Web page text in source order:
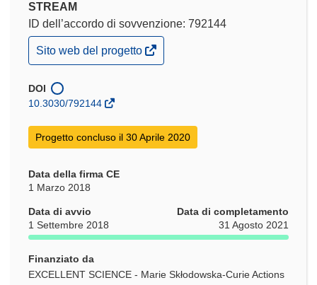
STREAM
ID dell’accordo di sovvenzione: 792144
(si
apre
una
nuova
Sito web del progetto
DOI
10.3030/792144
Progetto concluso il 30 Aprile 2020
Data della firma CE
1 Marzo 2018
Data di avvio
1 Settembre 2018
Data di completamento
31 Agosto 2021
Finanziato da
EXCELLENT SCIENCE - Marie Skłodowska-Curie Actions